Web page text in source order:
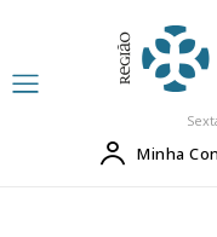
Minha